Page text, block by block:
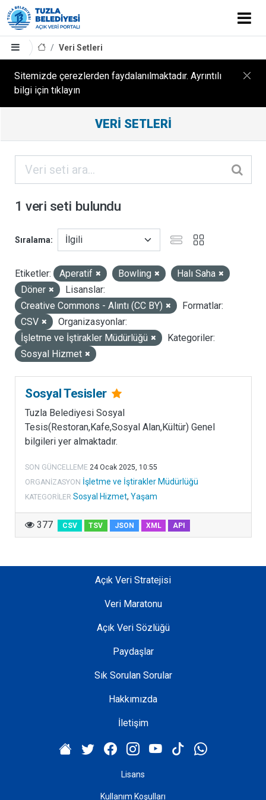
Veri Setleri
Sitemizde çerezlerden faydalanılmaktadır. Ayrıntılı
bilgi için tıklayın
Sonuçları
ORGANIZASYONLAR
KATEGORILER
ETIKETLER
LISANSLAR
VERI SETLERI
1 veri seti bulundu
Sıralama
Etiketler: Aperatif Bowling
Halı Saha
Döner
Lisanslar:
Creative Commons - Alıntı (CC BY)
Formatlar:
CSV
Organizasyonlar:
İşletme ve İştirakler Müdürlüğü
Kategoriler:
Sosyal Hizmet
Sosyal Tesisler
Tuzla Belediyesi Sosyal
Tesis(Restoran,Kafe,Sosyal Alan,Kültür) Genel
bilgileri yer almaktadır.
SON GÜNCELLEME 24 Ocak 2025, 10:55
ORGANIZASYON İşletme ve İştirakler Müdürlüğü
KATEGORILER Sosyal Hizmet, Yaşam
377 CSV TSV JSON XML API
Açık Veri Stratejisi
Veri Maratonu
Açık Veri Sözlüğü
Paydaşlar
Sık Sorulan Sorular
Hakkımızda
İletişim
Lisans
Kullanım Koşulları